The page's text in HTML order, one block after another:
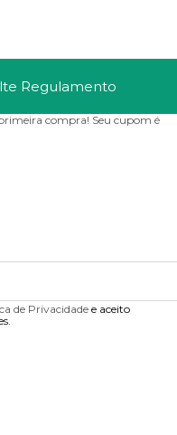
Regulamento
compra! Seu cupom é
de Privacidadee aceito